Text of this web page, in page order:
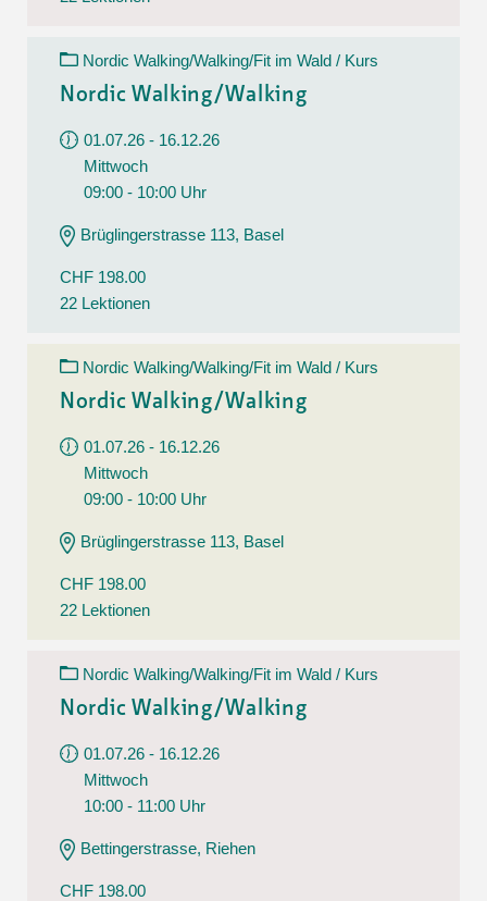
Nordic Walking/Walking/Fit im Wald / Kurs
Nordic Walking/Walking
01.07.26 - 16.12.26
Mittwoch
09:00 - 10:00 Uhr
Brüglingerstrasse 113, Basel
CHF 198.00
22 Lektionen
Nordic Walking/Walking/Fit im Wald / Kurs
Nordic Walking/Walking
01.07.26 - 16.12.26
Mittwoch
09:00 - 10:00 Uhr
Brüglingerstrasse 113, Basel
CHF 198.00
22 Lektionen
Nordic Walking/Walking/Fit im Wald / Kurs
Nordic Walking/Walking
01.07.26 - 16.12.26
Mittwoch
10:00 - 11:00 Uhr
Bettingerstrasse, Riehen
CHF 198.00